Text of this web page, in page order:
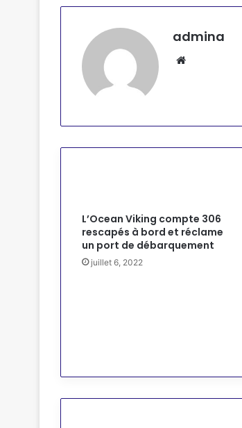
admina
L’Ocean Viking compte 306
rescapés à bord et réclame
un port de débarquement
juillet 6, 2022